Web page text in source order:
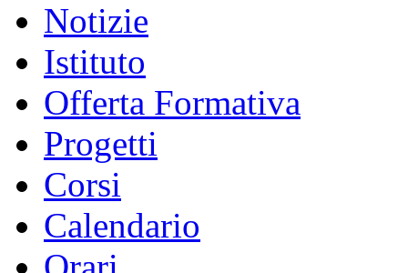
Notizie
Istituto
Offerta Formativa
Progetti
Corsi
Calendario